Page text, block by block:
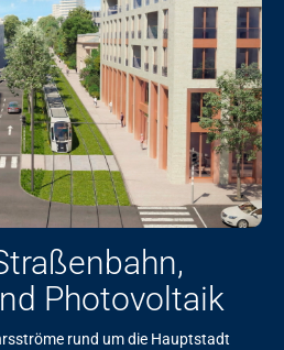
Photovoltaik
rund um die Hauptstadt